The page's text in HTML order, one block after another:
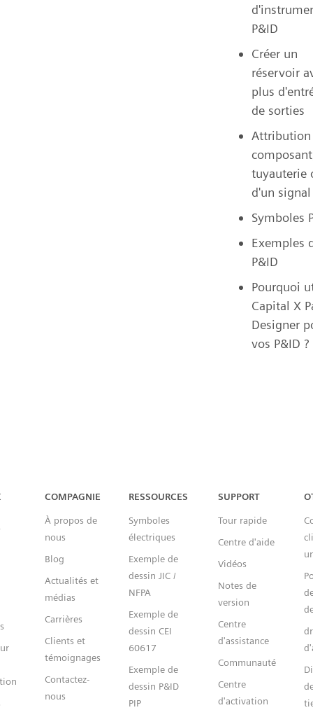
P&ID
Créer un
réservoir
plus
de sorties
Attribution
tuyauterie
d'un signal
Symboles
Exemples
P&ID
Pourquoi
Capital X
Designer
vos P&ID ?
Capital™ X Panel Designer
COMPAGNIE
À propos de
nous
Blog
Actualités et
médias
Carrières
Clients et
témoignages
Contactez-
nous
RESSOURCES
Symboles
électriques
Exemple de
dessin JIC /
NFPA
Exemple de
dessin CEI
60617
Exemple de
dessin P&ID
PIP
SUPPORT
Tour rapide
Centre d'aide
Vidéos
Notes de
version
Centre
d'assistance
Communauté
Centre
d'activation